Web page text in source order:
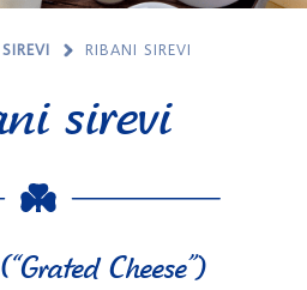
RIBANI SIREVI
sirevi
Cheese”)